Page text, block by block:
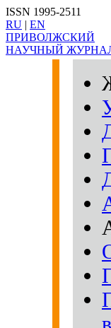
ISSN 1995-2511
RU | EN
ПРИВОЛЖСКИЙ
НАУЧНЫЙ